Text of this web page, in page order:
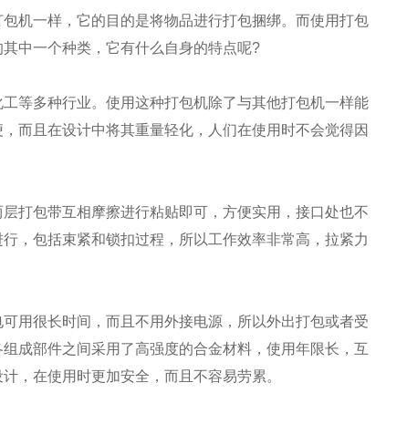
一样，它的目的是将物品进行打包捆绑。而使用打包
中一个种类，它有什么自身的特点呢?
多种行业。使用这种打包机除了与其他打包机一样能
而且在设计中将其重量轻化，人们在使用时不会觉得因
包带互相摩擦进行粘贴即可，方便实用，接口处也不
，包括束紧和锁扣过程，所以工作效率非常高，拉紧力
很长时间，而且不用外接电源，所以外出打包或者受
成部件之间采用了高强度的合金材料，使用年限长，互
，在使用时更加安全，而且不容易劳累。